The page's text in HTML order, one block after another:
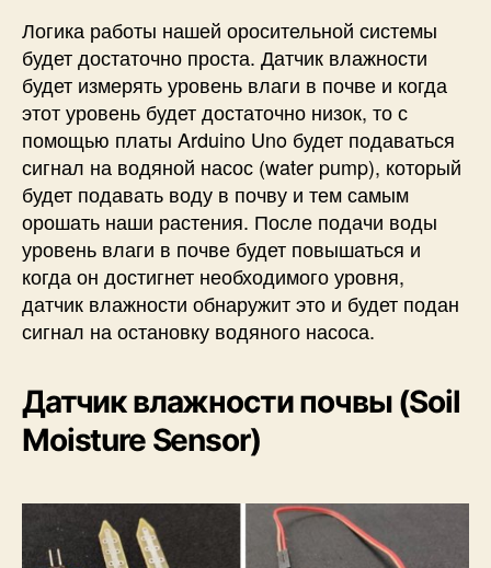
Логика работы нашей оросительной системы
будет достаточно проста. Датчик влажности
будет измерять уровень влаги в почве и когда
этот уровень будет достаточно низок, то с
помощью платы Arduino Uno будет подаваться
сигнал на водяной насос (water pump), который
будет подавать воду в почву и тем самым
орошать наши растения. После подачи воды
уровень влаги в почве будет повышаться и
когда он достигнет необходимого уровня,
датчик влажности обнаружит это и будет подан
сигнал на остановку водяного насоса.
Датчик влажности почвы (Soil
Moisture Sensor)